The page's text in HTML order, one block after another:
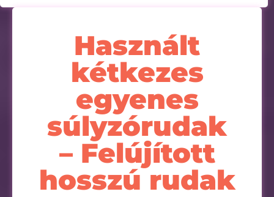
Használt
kétkezes
egyenes
súlyzórudak
– Felújított
hosszú rudak